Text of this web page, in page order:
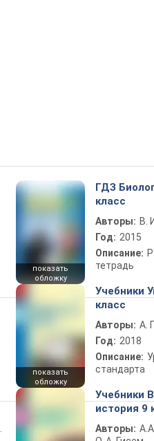
показать
обложку
ГДЗ
класс
Авторы: В.
Год: 2015
Описание:
тетрадь
показать
обложку
Учебники
класс
Авторы: А.
Год: 2018
Описание:
стандарта
Учебники
история 9
Авторы: